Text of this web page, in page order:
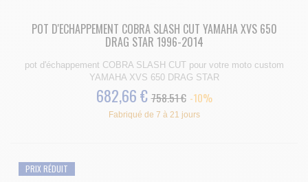
POT D'ECHAPPEMENT COBRA SLASH CUT YAMAHA XVS 650
DRAG STAR 1996-2014
pot d'échappement COBRA SLASH CUT pour votre moto custom
YAMAHA XVS 650 DRAG STAR
682,66 € 758.51 € -10%
Fabriqué de 7 à 21 jours
PRIX RÉDUIT